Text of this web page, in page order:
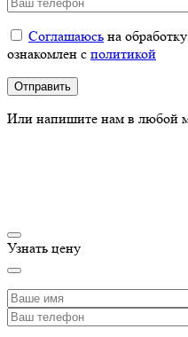
Соглашаюсь на
ознакомлен с политикой
Или напишите нам в любой
Узнать цену